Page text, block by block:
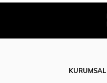
KURUMSAL